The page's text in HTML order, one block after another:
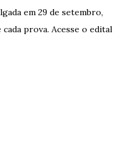
em 29 de setembro,
prova. Acesse o edital